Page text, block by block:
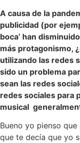
A causa de la
publicidad (por
boca’ han
más protagonismo,
utilizando las redes
sido un problema
sean las redes
redes sociales para
musical
Bueno yo pienso
que te decía que yo